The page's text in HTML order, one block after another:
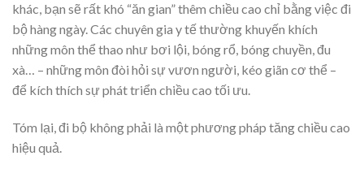
khác, bạn sẽ rất khó “ăn gian” thêm chiều cao chỉ bằng việc đi
bộ hàng ngày. Các chuyên gia y tế thường khuyến khích
những môn thể thao như bơi lội, bóng rổ, bóng chuyền, đu
xà… – những môn đòi hỏi sự vươn người, kéo giãn cơ thể –
để kích thích sự phát triển chiều cao tối ưu.
Tóm lại, đi bộ không phải là một phương pháp tăng chiều cao
hiệu quả.